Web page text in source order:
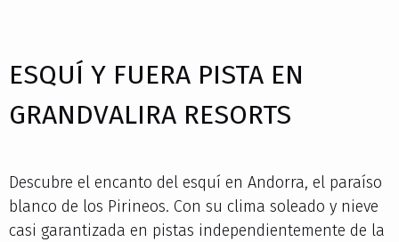
ESQUÍ Y FUERA PISTA EN
GRANDVALIRA RESORTS
Descubre el encanto del esquí en Andorra, el paraíso
blanco de los Pirineos. Con su clima soleado y nieve
casi garantizada en pistas independientemente de la